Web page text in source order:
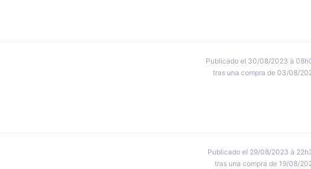
Publicado el 30/08/2023 à
tras una compra de 03/08/
Publicado el 29/08/2023 à
tras una compra de 19/08/